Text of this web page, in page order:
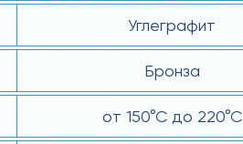
Углеграфит
Бронза
от 150°С до 220°С